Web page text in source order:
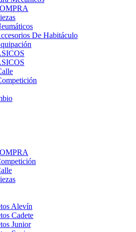
De Habitáculo
Alevín
Cadete
Junior
Senior